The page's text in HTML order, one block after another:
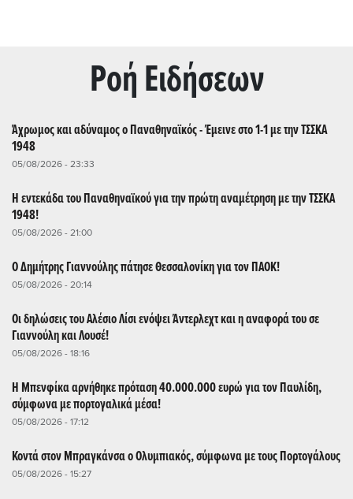
Ρoή Ειδήσεων
Άχρωμος και αδύναμος ο Παναθηναϊκός - Έμεινε στο 1-1 με την ΤΣΣΚΑ
1948
05/08/2026 - 23:33
Η εντεκάδα του Παναθηναϊκού για την πρώτη αναμέτρηση με την ΤΣΣΚΑ
1948!
05/08/2026 - 21:00
Ο Δημήτρης Γιαννούλης πάτησε Θεσσαλονίκη για τον ΠΑΟΚ!
05/08/2026 - 20:14
Οι δηλώσεις του Αλέσιο Λίσι ενόψει Άντερλεχτ και η αναφορά του σε
Γιαννούλη και Λουσέ!
05/08/2026 - 18:16
Η Μπενφίκα αρνήθηκε πρόταση 40.000.000 ευρώ για τον Παυλίδη,
σύμφωνα με πορτογαλικά μέσα!
05/08/2026 - 17:12
Κοντά στον Μπραγκάνσα ο Ολυμπιακός, σύμφωνα με τους Πορτογάλους
05/08/2026 - 15:27